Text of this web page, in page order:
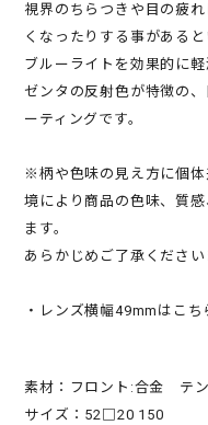
視界のちらつきや目の疲
くなったりする事があると
ブルーライトを効果的に
ゼンタの反射色が特徴の
ーティングです。
※柄や色味の見え方に個体
境により商品の色味、質
ます。
あらかじめご了承ください
・レンズ横幅49mmはこち
素材：フロント:合金 テ
サイズ：52□20 150